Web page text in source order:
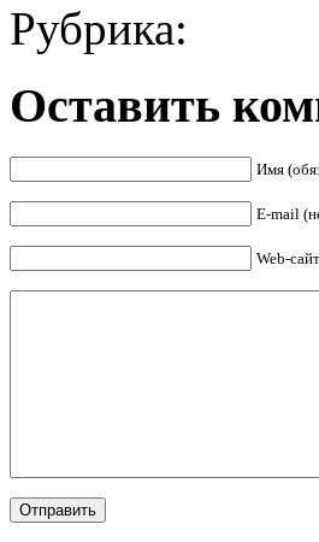
Рубрика:
Оставить
Имя
E-mail
Web-сайт